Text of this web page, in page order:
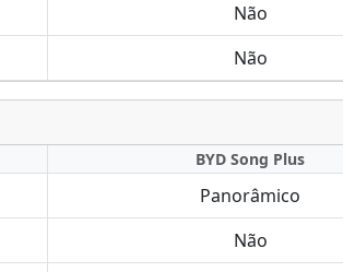
Não
Não
BYD Song Plus
Panorâmico
Não